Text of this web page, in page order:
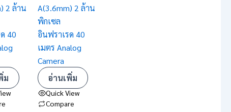
2 ล้าน
40
ม
A(3.6mm) 2 ล้าน
พิกเซล
อินฟราเรด 40
เมตร Analog
Camera
อ่านเพิ่ม
Quick View
Compare